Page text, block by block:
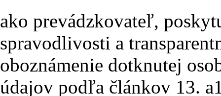
ako prevádzkovateľ,
spravodlivosti a
oboznámenie dotknutej
údajov podľa článkov 13.